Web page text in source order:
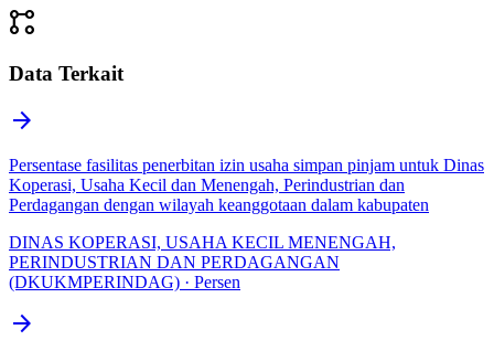
linked_services
Data Terkait
arrow_forward
Persentase fasilitas penerbitan izin usaha simpan pinjam untuk Dinas
Koperasi, Usaha Kecil dan Menengah, Perindustrian dan
Perdagangan dengan wilayah keanggotaan dalam kabupaten
DINAS KOPERASI, USAHA KECIL MENENGAH,
PERINDUSTRIAN DAN PERDAGANGAN
(DKUKMPERINDAG) · Persen
arrow_forward